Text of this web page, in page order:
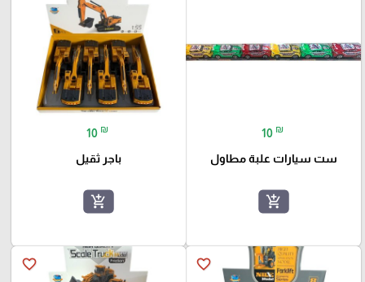
10 ₪
ست سيارات علبة مطاول
add_shopping_cart
10 ₪
باجر ثقيل
add_shopping_cart
favorite_border
favorite_border